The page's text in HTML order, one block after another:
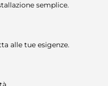
semplice.
alle tue esigenze.